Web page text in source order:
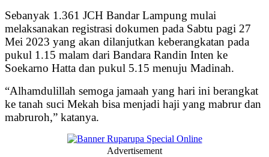
Sebanyak 1.361 JCH Bandar Lampung mulai
melaksanakan registrasi dokumen pada Sabtu pagi 27
Mei 2023 yang akan dilanjutkan keberangkatan pada
pukul 1.15 malam dari Bandara Randin Inten ke
Soekarno Hatta dan pukul 5.15 menuju Madinah.
“Alhamdulillah semoga jamaah yang hari ini berangkat
ke tanah suci Mekah bisa menjadi haji yang mabrur dan
mabruroh,” katanya.
Advertisement